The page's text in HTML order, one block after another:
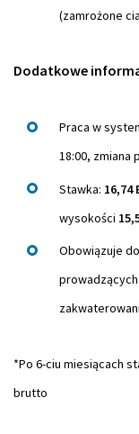
(zamrożone
Dodatkowe
Praca w
18:00, zmiana
Stawka: 16,74
wysokości
Obowiązuje
*Po 6-ciu miesiącach
brutto